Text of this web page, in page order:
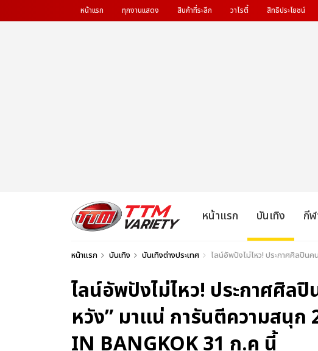
หน้าแรก ทุกงานแสดง สินค้าที่ระลึก วาไรตี้ สิทธิประโยชน์
หน้าแรก บันเทิง กี
หน้าแรก บันเทิง บันเทิงต่างประเทศ ไลน์อัพปังไม่ไหว! ประกาศศิลปิน
ไลน์อัพปังไม่ไหว! ประกาศศิล
หวัง” มาแน่ การันตีความสนุก
IN BANGKOK 31 ก.ค นี้